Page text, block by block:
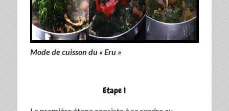
Mode de cuisson du « Eru »
Etape 1